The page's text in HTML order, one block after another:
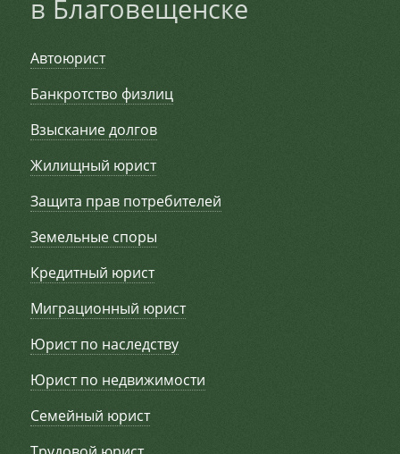
в Благовещенске
Автоюрист
Банкротство физлиц
Взыскание долгов
Жилищный юрист
Защита прав потребителей
Земельные споры
Кредитный юрист
Миграционный юрист
Юрист по наследству
Юрист по недвижимости
Семейный юрист